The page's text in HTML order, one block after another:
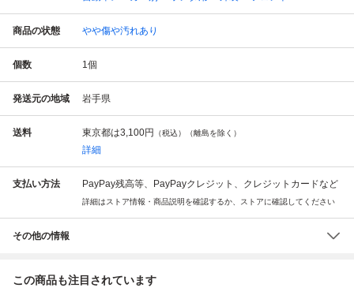
商品の状態 やや傷や汚れあり
個数 1個
発送元の地域 岩手県
送料 東京都は3,100円 （税込）（離島を除く）
詳細
支払い方法 PayPay残高等、PayPayクレジット、クレジットカードなど
詳細はストア情報・商品説明を確認するか、ストアに確認してください
その他の情報
この商品も注目されています